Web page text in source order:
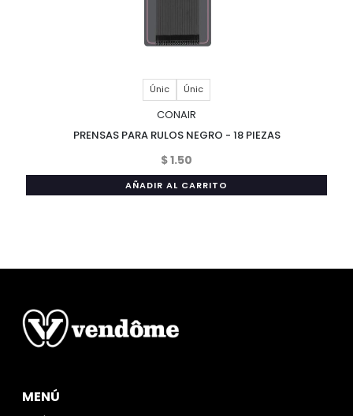
Únic Únic
CONAIR
PRENSAS PARA RULOS NEGRO - 18 PIEZAS
$ 1.50
AÑADIR AL CARRITO
MENÚ